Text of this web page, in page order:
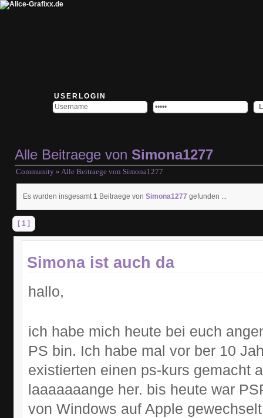
USERLOGIN
Alle Beitraege von Simona1277
Community » Alle Beitraege von Simona1277
Es wurden insgesamt1 Beitraege von Simona1277 gefunden ...
[ 1 ]
Simona ist auch da
hallo,
ich habe mich heute bei euch
PS bin. Ich habe mal vor ber 10
existierten einen ps-kurs gemacht
laaaaaaange her. bis heute war
von Windows auf Apple